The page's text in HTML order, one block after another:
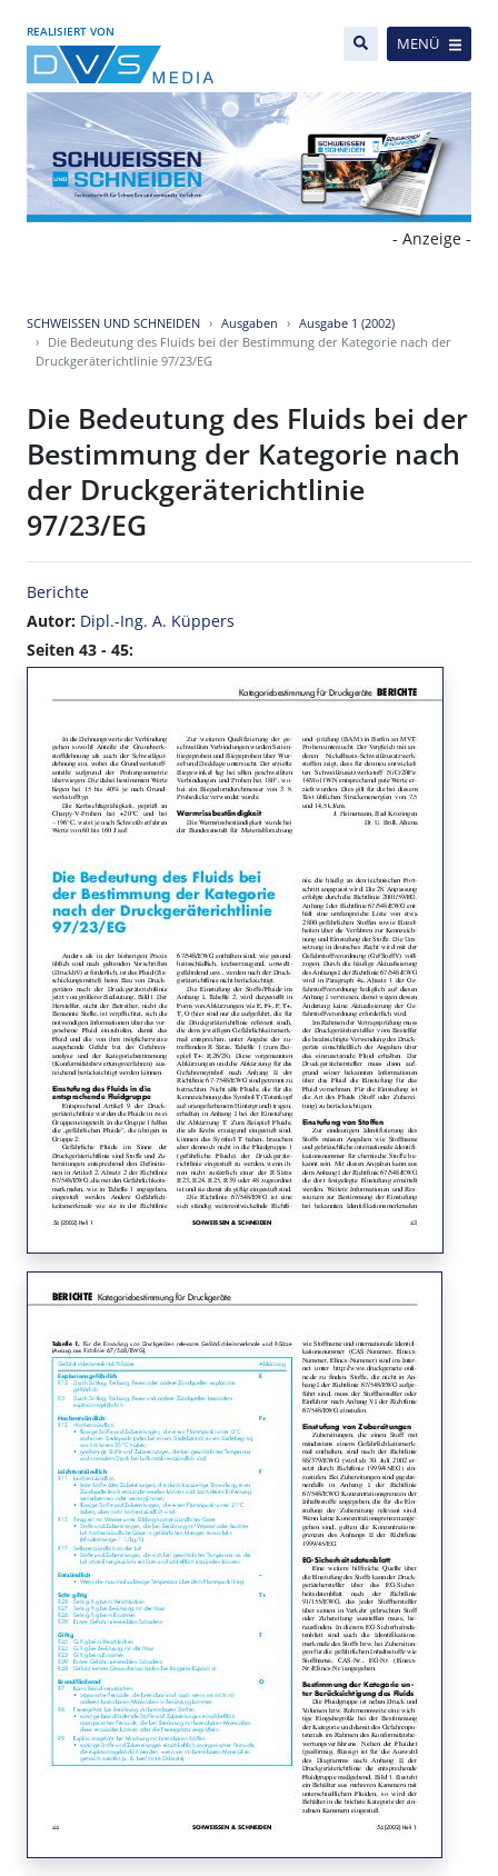
REALISIERT VON
MENÜ
- Anzeige -
SCHWEISSEN UND SCHNEIDEN Ausgaben
Ausgabe 1 (2002)
Die Bedeutung des Fluids bei der Bestimmung der Kategorie nach der
Druckgeräterichtlinie 97/23/EG
Die Bedeutung des Fluids bei der
Bestimmung der Kategorie nach
der Druckgeräterichtlinie
97/23/EG
Berichte
Autor: Dipl.-Ing. A. Küppers
Seiten 43 - 45: